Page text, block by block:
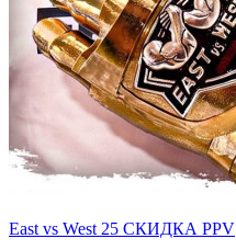
East vs West 25 СКИДКА PPV